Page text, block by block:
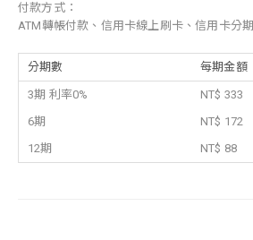
付款方式：
ATM轉帳付款、信用卡線上刷卡、信用卡分期
分期數 每期金額
3期 利率0%
NT$ 333
6期
NT$ 172
12期
NT$ 88